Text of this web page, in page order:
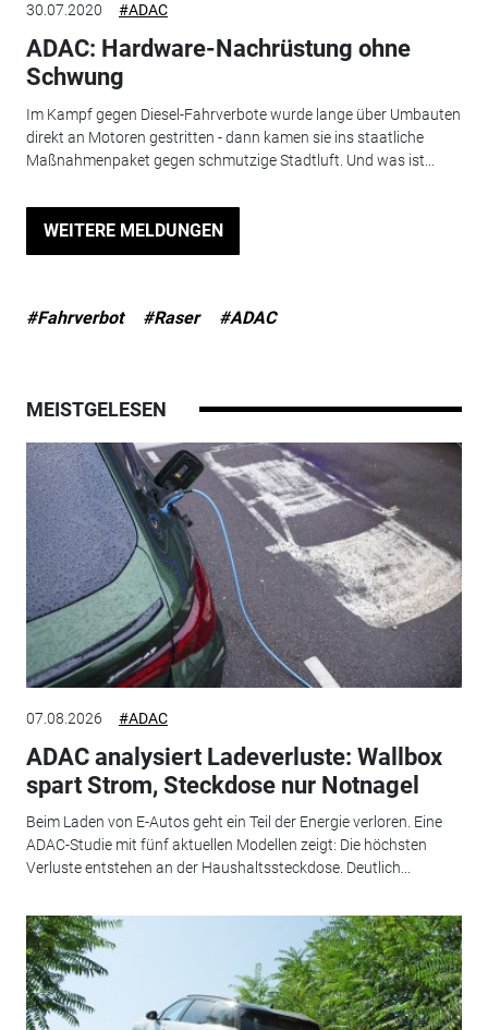
30.07.2020 #ADAC
ADAC: Hardware-Nachrüstung ohne
Schwung
Im Kampf gegen Diesel-Fahrverbote wurde lange über Umbauten
direkt an Motoren gestritten - dann kamen sie ins staatliche
Maßnahmenpaket gegen schmutzige Stadtluft. Und was ist...
WEITERE MELDUNGEN
#Fahrverbot #Raser #ADAC
MEISTGELESEN
07.08.2026 #ADAC
ADAC analysiert Ladeverluste: Wallbox
spart Strom, Steckdose nur Notnagel
Beim Laden von E-Autos geht ein Teil der Energie verloren. Eine
ADAC-Studie mit fünf aktuellen Modellen zeigt: Die höchsten
Verluste entstehen an der Haushaltssteckdose. Deutlich...